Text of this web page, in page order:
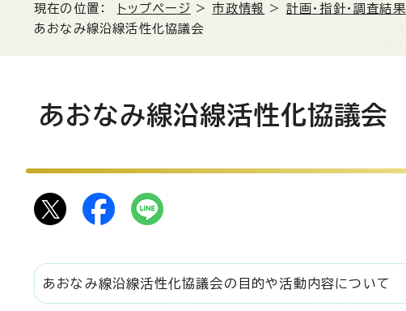
現在の位置： トップページ >市政情報 > 計画・指針・調査結果
あおなみ線沿線活性化協議会
あおなみ線沿線活性化協議会
あおなみ線沿線活性化協議会の目的や活動内容について